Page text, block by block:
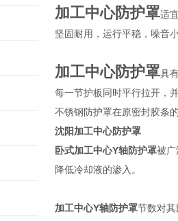
加工中心防护罩适
坚固耐用，运行平稳，噪音
加工中心防护罩具
每一节护板同时平行拉开，
不锈钢防护罩在原密封胶条
沈阳加工中心防护罩
卧式加工中心Y轴防护罩被广
降低冷却液的渗入。
加工中心Y轴防护罩节数对